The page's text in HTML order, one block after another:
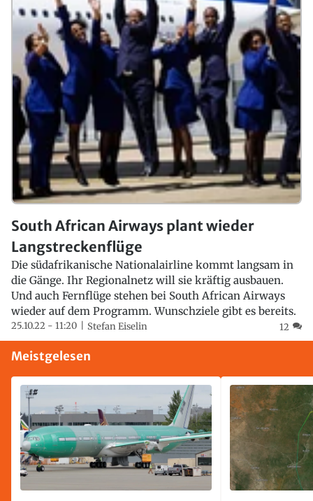
South African Airways plant wieder
Langstreckenflüge
Die südafrikanische Nationalairline kommt langsam in
die Gänge. Ihr Regionalnetz will sie kräftig ausbauen.
Und auch Fernflüge stehen bei South African Airways
wieder auf dem Programm. Wunschziele gibt es bereits.
25.10.22 - 11:20 Stefan Eiselin 12
Meistgelesen